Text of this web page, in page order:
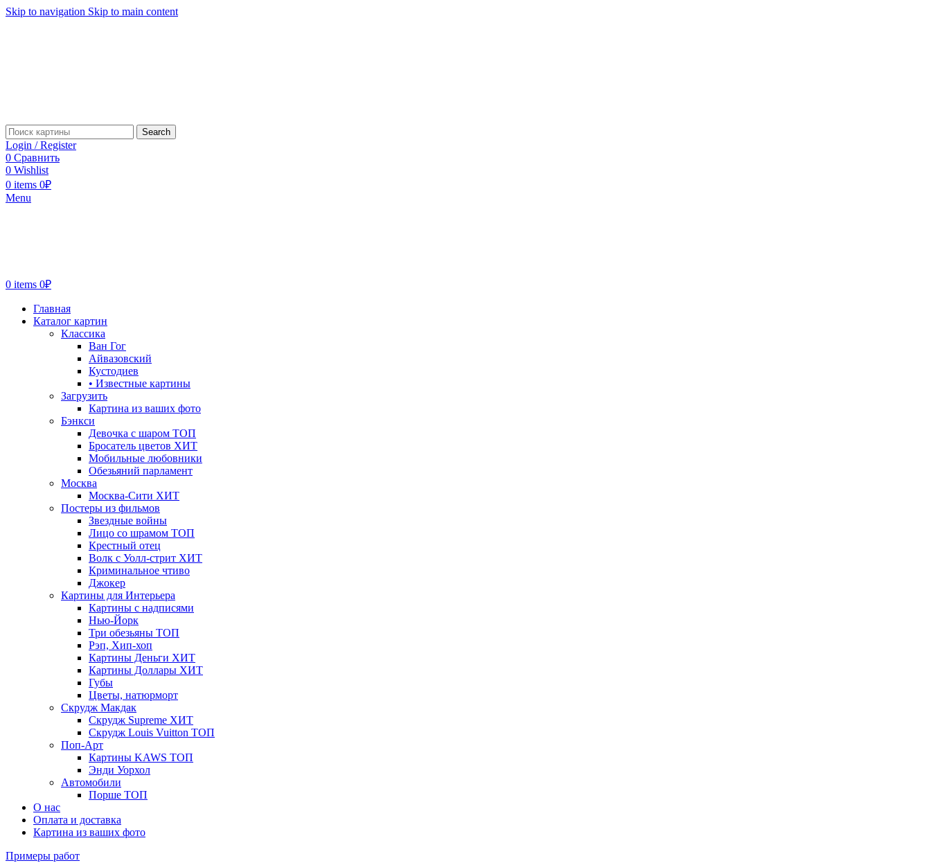
Skip to navigation Skip to main content
Search
Login / Register
0 Сравнить
0 Wishlist
0 items 0₽
Menu
0 items 0₽
Главная
Каталог картин
Классика
Ван Гог
Айвазовский
Кустодиев
• Известные картины
Загрузить
Картина из ваших фото
Бэнкси
Девочка с шаром ТОП
Бросатель цветов ХИТ
Мобильные любовники
Обезьяний парламент
Москва
Москва-Сити ХИТ
Постеры из фильмов
Звездные войны
Лицо со шрамом ТОП
Крестный отец
Волк с Уолл-стрит ХИТ
Криминальное чтиво
Джокер
Картины для Интерьера
Картины с надписями
Нью-Йорк
Три обезьяны ТОП
Рэп, Хип-хоп
Картины Деньги ХИТ
Картины Доллары ХИТ
Губы
Цветы, натюрморт
Скрудж Макдак
Скрудж Supreme ХИТ
Скрудж Louis Vuitton ТОП
Поп-Арт
Картины KAWS ТОП
Энди Уорхол
Автомобили
Порше ТОП
О нас
Оплата и доставка
Картина из ваших фото
Примеры работ